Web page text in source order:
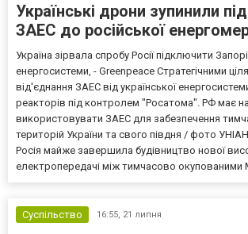
Українські дрони зупинили
ЗАЕС до російської
Україна зірвала спробу Росії підключити
енергосистеми, - Greenpeace Стратегічними
від'єднання ЗАЕС від української
реакторів під контролем "Росатома". РФ має
використовувати ЗАЕС для забезпечення
територій України та свого півдня / фото
Росія майже завершила будівництво нової
електропередачі між тимчасово окупованими
Суспільство 16:55, 21 липня